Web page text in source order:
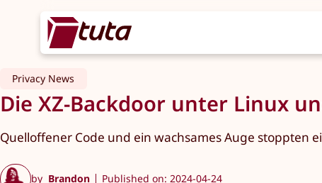
Privacy News
Die XZ-Backdoor unter Linux
Quelloffener Code und ein wachsames Auge stoppten
by Brandon Published on: 2024-04-24